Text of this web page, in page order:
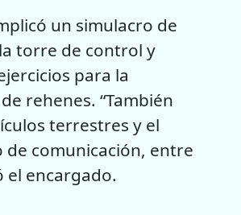
un simulacro de
torre de control y
para la
rehenes. “También
terrestres y el
comunicación, entre
el encargado.